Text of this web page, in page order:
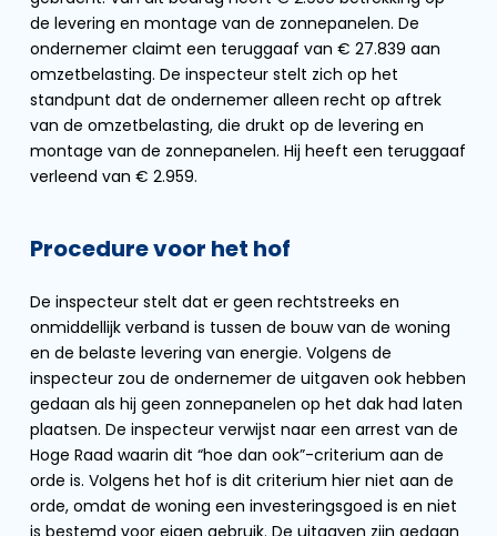
de levering en montage van de zonnepanelen. De
ondernemer claimt een teruggaaf van € 27.839 aan
omzetbelasting. De inspecteur stelt zich op het
standpunt dat de ondernemer alleen recht op aftrek
van de omzetbelasting, die drukt op de levering en
montage van de zonnepanelen. Hij heeft een teruggaaf
verleend van € 2.959.
Procedure voor het hof
De inspecteur stelt dat er geen rechtstreeks en
onmiddellijk verband is tussen de bouw van de woning
en de belaste levering van energie. Volgens de
inspecteur zou de ondernemer de uitgaven ook hebben
gedaan als hij geen zonnepanelen op het dak had laten
plaatsen. De inspecteur verwijst naar een arrest van de
Hoge Raad waarin dit “hoe dan ook”-criterium aan de
orde is. Volgens het hof is dit criterium hier niet aan de
orde, omdat de woning een investeringsgoed is en niet
is bestemd voor eigen gebruik. De uitgaven zijn gedaan